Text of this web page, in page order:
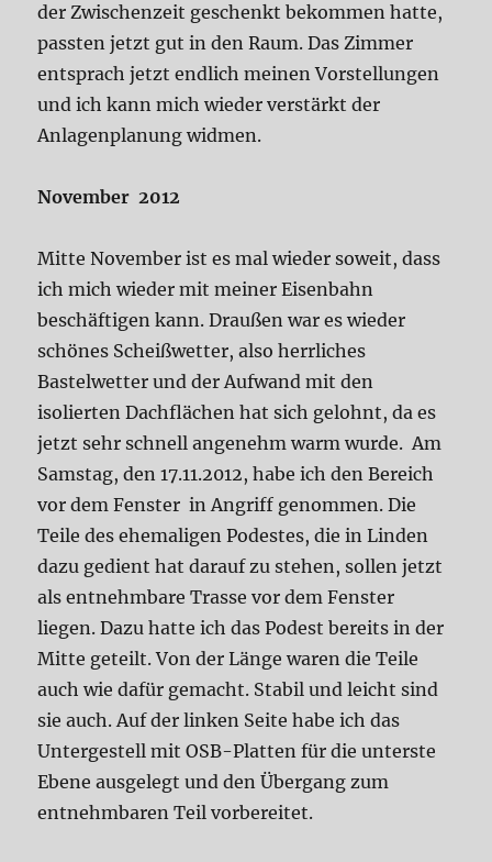
der Zwischenzeit geschenkt bekommen hatte,
passten jetzt gut in den Raum. Das Zimmer
entsprach jetzt endlich meinen Vorstellungen
und ich kann mich wieder verstärkt der
Anlagenplanung widmen.
November 2012
Mitte November ist es mal wieder soweit, dass
ich mich wieder mit meiner Eisenbahn
beschäftigen kann. Draußen war es wieder
schönes Scheißwetter, also herrliches
Bastelwetter und der Aufwand mit den
isolierten Dachflächen hat sich gelohnt, da es
jetzt sehr schnell angenehm warm wurde. Am
Samstag, den 17.11.2012, habe ich den Bereich
vor dem Fenster in Angriff genommen. Die
Teile des ehemaligen Podestes, die in Linden
dazu gedient hat darauf zu stehen, sollen jetzt
als entnehmbare Trasse vor dem Fenster
liegen. Dazu hatte ich das Podest bereits in der
Mitte geteilt. Von der Länge waren die Teile
auch wie dafür gemacht. Stabil und leicht sind
sie auch. Auf der linken Seite habe ich das
Untergestell mit OSB-Platten für die unterste
Ebene ausgelegt und den Übergang zum
entnehmbaren Teil vorbereitet.